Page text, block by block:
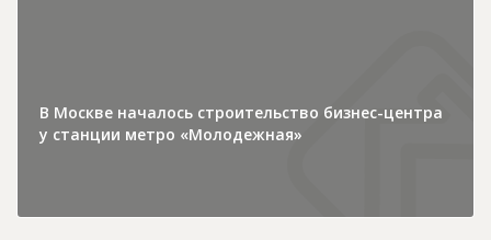
В Москве началось строительство бизнес-центра
у станции метро «Молодежная»